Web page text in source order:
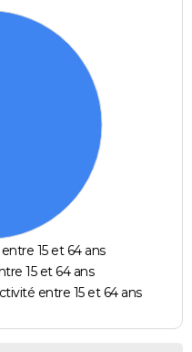
15 et 64 ans
15 et 64 ans
entre 15 et 64 ans